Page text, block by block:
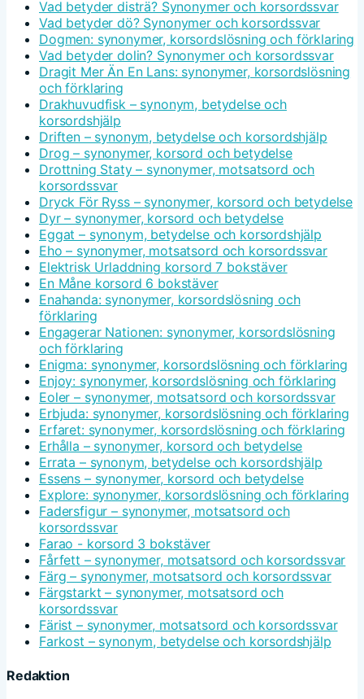
Vad betyder disträ? Synonymer och korsordssvar
Vad betyder dö? Synonymer och korsordssvar
Dogmen: synonymer, korsordslösning och förklaring
Vad betyder dolin? Synonymer och korsordssvar
Dragit Mer Än En Lans: synonymer, korsordslösning
och förklaring
Drakhuvudfisk – synonym, betydelse och
korsordshjälp
Driften – synonym, betydelse och korsordshjälp
Drog – synonymer, korsord och betydelse
Drottning Staty – synonymer, motsatsord och
korsordssvar
Dryck För Ryss – synonymer, korsord och betydelse
Dyr – synonymer, korsord och betydelse
Eggat – synonym, betydelse och korsordshjälp
Eho – synonymer, motsatsord och korsordssvar
Elektrisk Urladdning korsord 7 bokstäver
En Måne korsord 6 bokstäver
Enahanda: synonymer, korsordslösning och
förklaring
Engagerar Nationen: synonymer, korsordslösning
och förklaring
Enigma: synonymer, korsordslösning och förklaring
Enjoy: synonymer, korsordslösning och förklaring
Eoler – synonymer, motsatsord och korsordssvar
Erbjuda: synonymer, korsordslösning och förklaring
Erfaret: synonymer, korsordslösning och förklaring
Erhålla – synonymer, korsord och betydelse
Errata – synonym, betydelse och korsordshjälp
Essens – synonymer, korsord och betydelse
Explore: synonymer, korsordslösning och förklaring
Fadersfigur – synonymer, motsatsord och
korsordssvar
Farao - korsord 3 bokstäver
Fårfett – synonymer, motsatsord och korsordssvar
Färg – synonymer, motsatsord och korsordssvar
Färgstarkt – synonymer, motsatsord och
korsordssvar
Färist – synonymer, motsatsord och korsordssvar
Farkost – synonym, betydelse och korsordshjälp
Redaktion